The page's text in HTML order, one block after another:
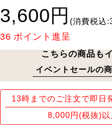
3,600円 (消費税込
36 ポイント進呈
こちらの商品も
イベントセールの
13時までのご注文で即日
8,000円(税抜)以